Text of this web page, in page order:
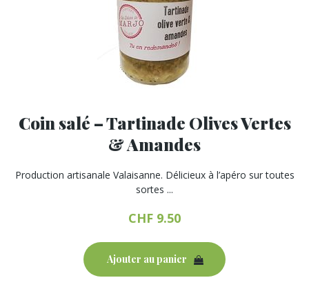
Coin salé – Tartinade Olives Vertes
& Amandes
Production artisanale Valaisanne. Délicieux à l’apéro sur toutes
sortes ...
CHF 9.50
Ajouter au panier